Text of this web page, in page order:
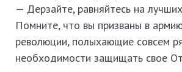
— Дерзайте, равняйтесь на
Помните, что вы призваны в
революции, полыхающие совсем
необходимости защищать свое